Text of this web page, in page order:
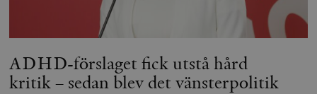
ADHD-förslaget fick utstå hård
kritik – sedan blev det vänsterpolitik